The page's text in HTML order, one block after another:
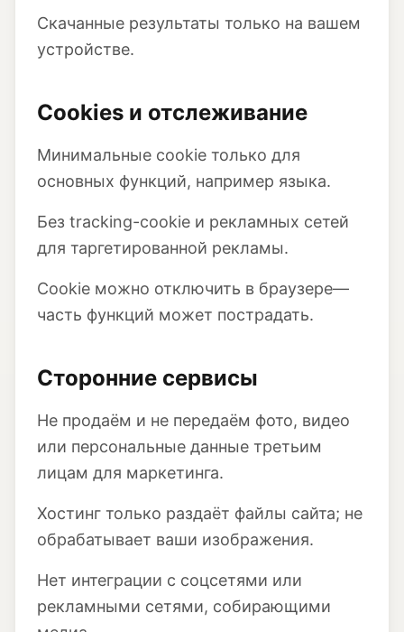
Скачанные результаты только на вашем
устройстве.
Cookies и отслеживание
Минимальные cookie только для
основных функций, например языка.
Без tracking-cookie и рекламных сетей
для таргетированной рекламы.
Cookie можно отключить в браузере—
часть функций может пострадать.
Сторонние сервисы
Не продаём и не передаём фото, видео
или персональные данные третьим
лицам для маркетинга.
Хостинг только раздаёт файлы сайта; не
обрабатывает ваши изображения.
Нет интеграции с соцсетями или
рекламными сетями, собирающими